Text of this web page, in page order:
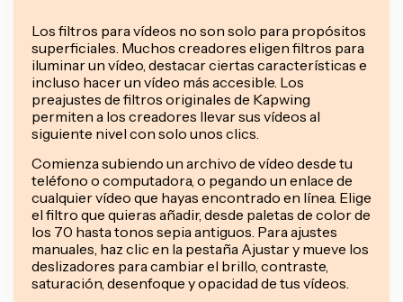
Los filtros para vídeos no son solo para propósitos
superficiales. Muchos creadores eligen filtros para
iluminar un vídeo, destacar ciertas características e
incluso hacer un vídeo más accesible. Los
preajustes de filtros originales de Kapwing
permiten a los creadores llevar sus vídeos al
siguiente nivel con solo unos clics.
Comienza subiendo un archivo de vídeo desde tu
teléfono o computadora, o pegando un enlace de
cualquier vídeo que hayas encontrado en línea. Elige
el filtro que quieras añadir, desde paletas de color de
los 70 hasta tonos sepia antiguos. Para ajustes
manuales, haz clic en la pestaña Ajustar y mueve los
deslizadores para cambiar el brillo, contraste,
saturación, desenfoque y opacidad de tus vídeos.